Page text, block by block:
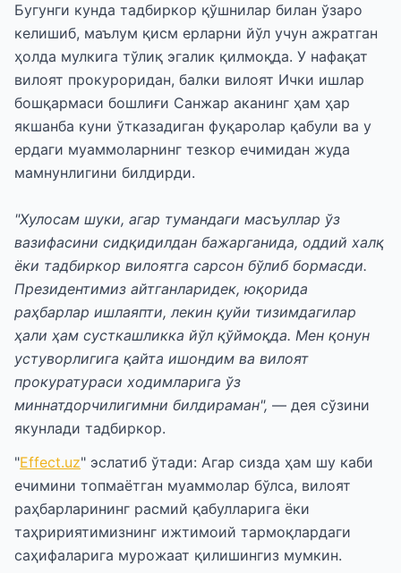
Бугунги кунда тадбиркор қўшнилар билан ўзаро
келишиб, маълум қисм ерларни йўл учун ажратган
ҳолда мулкига тўлиқ эгалик қилмоқда. У нафақат
вилоят прокуроридан, балки вилоят Ички ишлар
бошқармаси бошлиғи Санжар аканинг ҳам ҳар
якшанба куни ўтказадиган фуқаролар қабули ва у
ердаги муаммоларнинг тезкор ечимидан жуда
мамнунлигини билдирди.
"Хулосам шуки, агар тумандаги масъуллар ўз
вазифасини сидқидилдан бажарганида, оддий халқ
ёки тадбиркор вилоятга сарсон бўлиб бормасди.
Президентимиз айтганларидек, юқорида
раҳбарлар ишлаяпти, лекин қуйи тизимдагилар
ҳали ҳам сусткашликка йўл қўймоқда. Мен қонун
устуворлигига қайта ишондим ва вилоят
прокуратураси ходимларига ўз
миннатдорчилигимни билдираман", — дея сўзини
якунлади тадбиркор.
"Effect.uz" эслатиб ўтади: Агар сизда ҳам шу каби
ечимини топмаётган муаммолар бўлса, вилоят
раҳбарларининг расмий қабулларига ёки
таҳририятимизнинг ижтимоий тармоқлардаги
саҳифаларига мурожаат қилишингиз мумкин.